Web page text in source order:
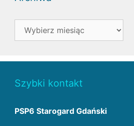
Szybki kontakt
PSP6 Starogard Gdański